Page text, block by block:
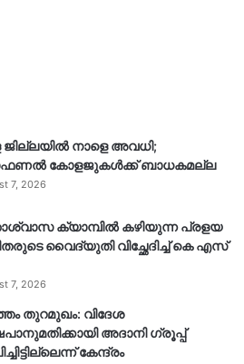
ജില്ലയിൽ നാളെ അവധി;
കോളജുകൾക്ക് ബാധകമല്ല
7, 2026
ക്യാമ്പിൽ കഴിയുന്ന പ്രളയ
വൈദ്യുതി വിച്ഛേദിച്ച് കെ എസ്
7, 2026
തുറമുഖം: വിദേശ
അദാനി ഗ്രൂപ്പ്
കേന്ദ്രം